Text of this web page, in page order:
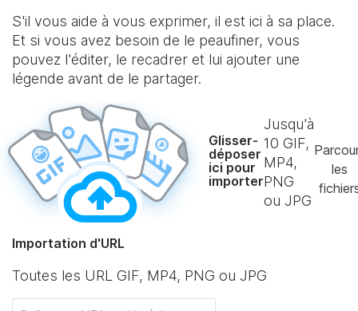
S'il vous aide à vous exprimer, il est ici à sa place.
Et si vous avez besoin de le peaufiner, vous
pouvez l'éditer, le recadrer et lui ajouter une
légende avant de le partager.
Glisser-
déposer
ici pour
importer
Jusqu'à
10 GIF,
MP4,
PNG
ou JPG
les
Importation d'URL
Toutes les URL GIF, MP4, PNG ou JPG